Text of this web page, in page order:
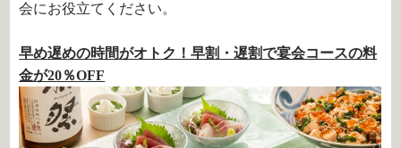
会にお役立てください。
早め遅めの時間がオトク！早割・遅割で宴会コースの料
金が20％OFF